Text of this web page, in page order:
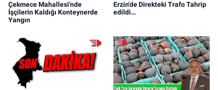
Çekmece Mahallesi'nde
İşçilerin Kaldığı Konteynerde
Yangın
Erzin'de Direkteki Trafo Tahrip
edildi…